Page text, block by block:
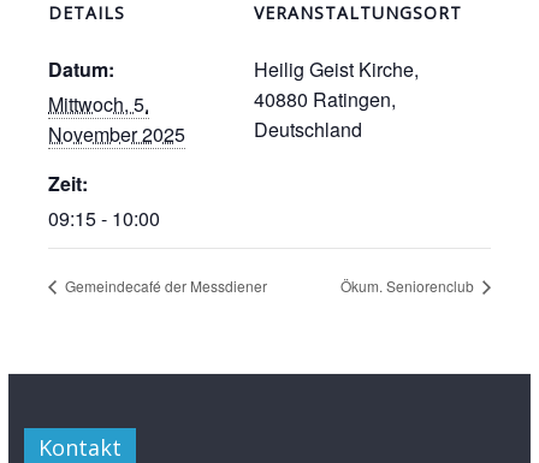
DETAILS
Datum:
Mittwoch, 5.
November 2025
Zeit:
09:15 - 10:00
VERANSTALTUNGSORT
Heilig Geist Kirche,
40880 Ratingen,
Deutschland
Gemeindecafé der Messdiener Ökum. Seniorenclub
Kontakt